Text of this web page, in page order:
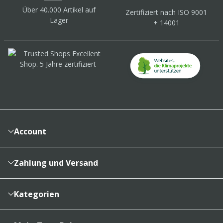
Über 40.000 Artikel auf
Lager
Zertifiziert nach ISO 9001
+ 14001
Account
Konto
Merkzettel
Sendungsverfolgung
Zahlung und Versand
Vertragsabschluss
Lieferinformationen
Zahlungsarten
Kategorien
Kartons & Schachteln